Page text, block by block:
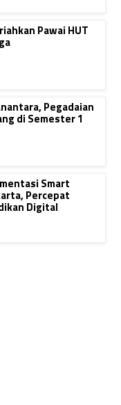
Pawai HUT
Pegadaian
di Semester 1
Smart
Percepat
Digital